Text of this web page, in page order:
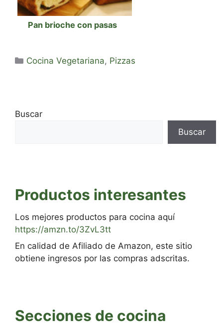
Pan brioche con pasas
Categorías
Cocina Vegetariana, Pizzas
Buscar
Buscar
Productos interesantes
Los mejores productos para cocina aquí
https://amzn.to/3ZvL3tt
En calidad de Afiliado de Amazon, este sitio
obtiene ingresos por las compras adscritas.
Secciones de cocina